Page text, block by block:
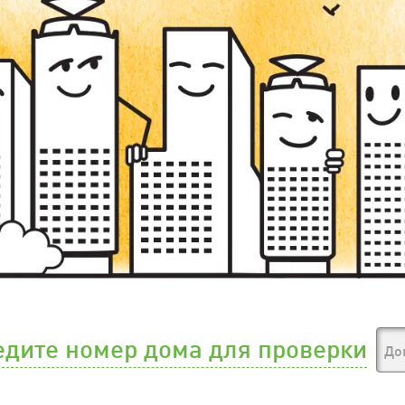
номер дома для проверки